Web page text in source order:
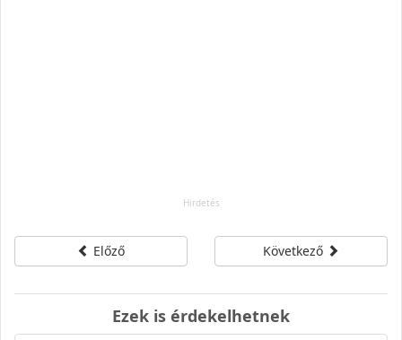
Előző Következő
Ezek is érdekelhetnek